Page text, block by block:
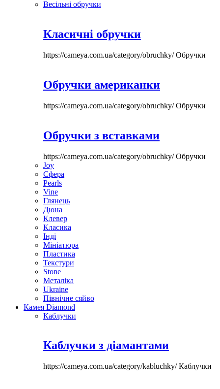
Весільні обручки
Класичні обручки
https://cameya.com.ua/category/obruchky/Обручки
Обручки американки
https://cameya.com.ua/category/obruchky/Обручки
Обручки з вставками
https://cameya.com.ua/category/obruchky/Обручки
Joy
Сфера
Pearls
Vine
Глянець
Дюна
Клевер
Класика
Інді
Мініатюра
Пластика
Текстури
Stone
Металіка
Ukraine
Північне сяйво
Камея Diamond
Каблучки
Каблучки з діамантами
https://cameya.com.ua/category/kabluchky/Каблучки